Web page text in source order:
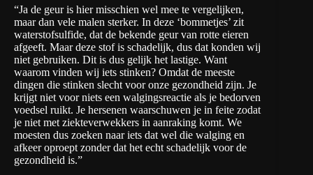
“Ja de geur is hier misschien wel mee te vergelijken,
maar dan vele malen sterker. In deze ‘bommetjes’ zit
waterstofsulfide, dat de bekende geur van rotte eieren
afgeeft. Maar deze stof is schadelijk, dus dat konden wij
niet gebruiken. Dit is dus gelijk het lastige. Want
waarom vinden wij iets stinken? Omdat de meeste
dingen die stinken slecht voor onze gezondheid zijn. Je
krijgt niet voor niets een walgingsreactie als je bedorven
voedsel ruikt. Je hersenen waarschuwen je in feite zodat
je niet met ziekteverwekkers in aanraking komt. We
moesten dus zoeken naar iets dat wel die walging en
afkeer oproept zonder dat het echt schadelijk voor de
gezondheid is.”